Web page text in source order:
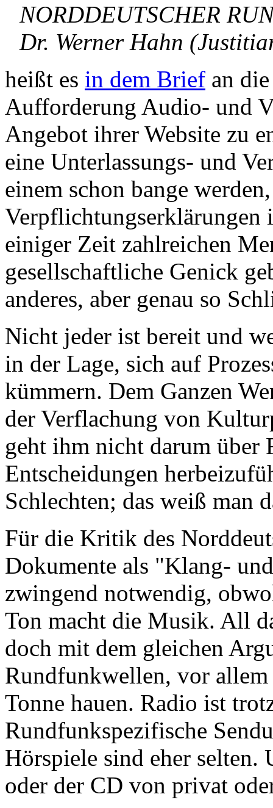
NORDDEUTSCHER
Dr. Werner Hahn
heißt es in dem Brief an
Aufforderung Audio- und
Angebot ihrer Website zu
eine Unterlassungs- und
einem schon bange
Verpflichtungserklärungen
einiger Zeit zahlreichen
gesellschaftliche Genick
anderes, aber genau so
Nicht jeder ist bereit und
in der Lage, sich auf
kümmern. Dem Ganzen
der Verflachung von
geht ihm nicht darum über
Entscheidungen
Schlechten; das weiß man
Für die Kritik des
Dokumente als "Klang-
zwingend notwendig,
Ton macht die Musik. All
doch mit dem gleichen
Rundfunkwellen, vor
Tonne hauen. Radio ist
Rundfunkspezifische
Hörspiele sind eher
oder der CD von privat